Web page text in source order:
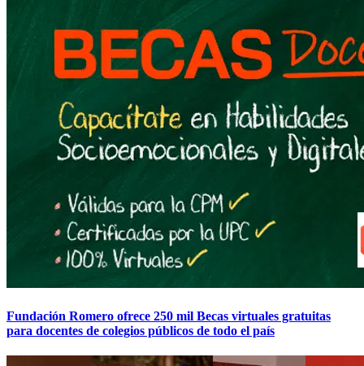
Fundación Romero ofrece 250 mil Becas virtuales gratuitas
para docentes de colegios públicos de todo el país